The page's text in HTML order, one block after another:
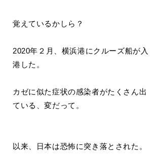
覚えているかしら？
2020年２月、横浜港にクルーズ船が入
港した。
カゼに似た症状の感染者がたくさん出
ている、変だって。
以来、日本は恐怖に突き落とされた。